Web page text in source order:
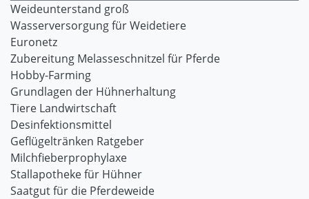
Weideunterstand groß
Wasserversorgung für Weidetiere
Euronetz
Zubereitung Melasseschnitzel für Pferde
Hobby-Farming
Grundlagen der Hühnerhaltung
Tiere Landwirtschaft
Desinfektionsmittel
Geflügeltränken Ratgeber
Milchfieberprophylaxe
Stallapotheke für Hühner
Saatgut für die Pferdeweide